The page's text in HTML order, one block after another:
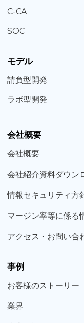
C-CA
SOC
モデル
請負型開発
ラボ型開発
会社概要
会社概要
会社紹介資料ダウン
情報セキュリティ方
マージン率等に係る
アクセス・お問い合
事例
お客様のストーリー
業界